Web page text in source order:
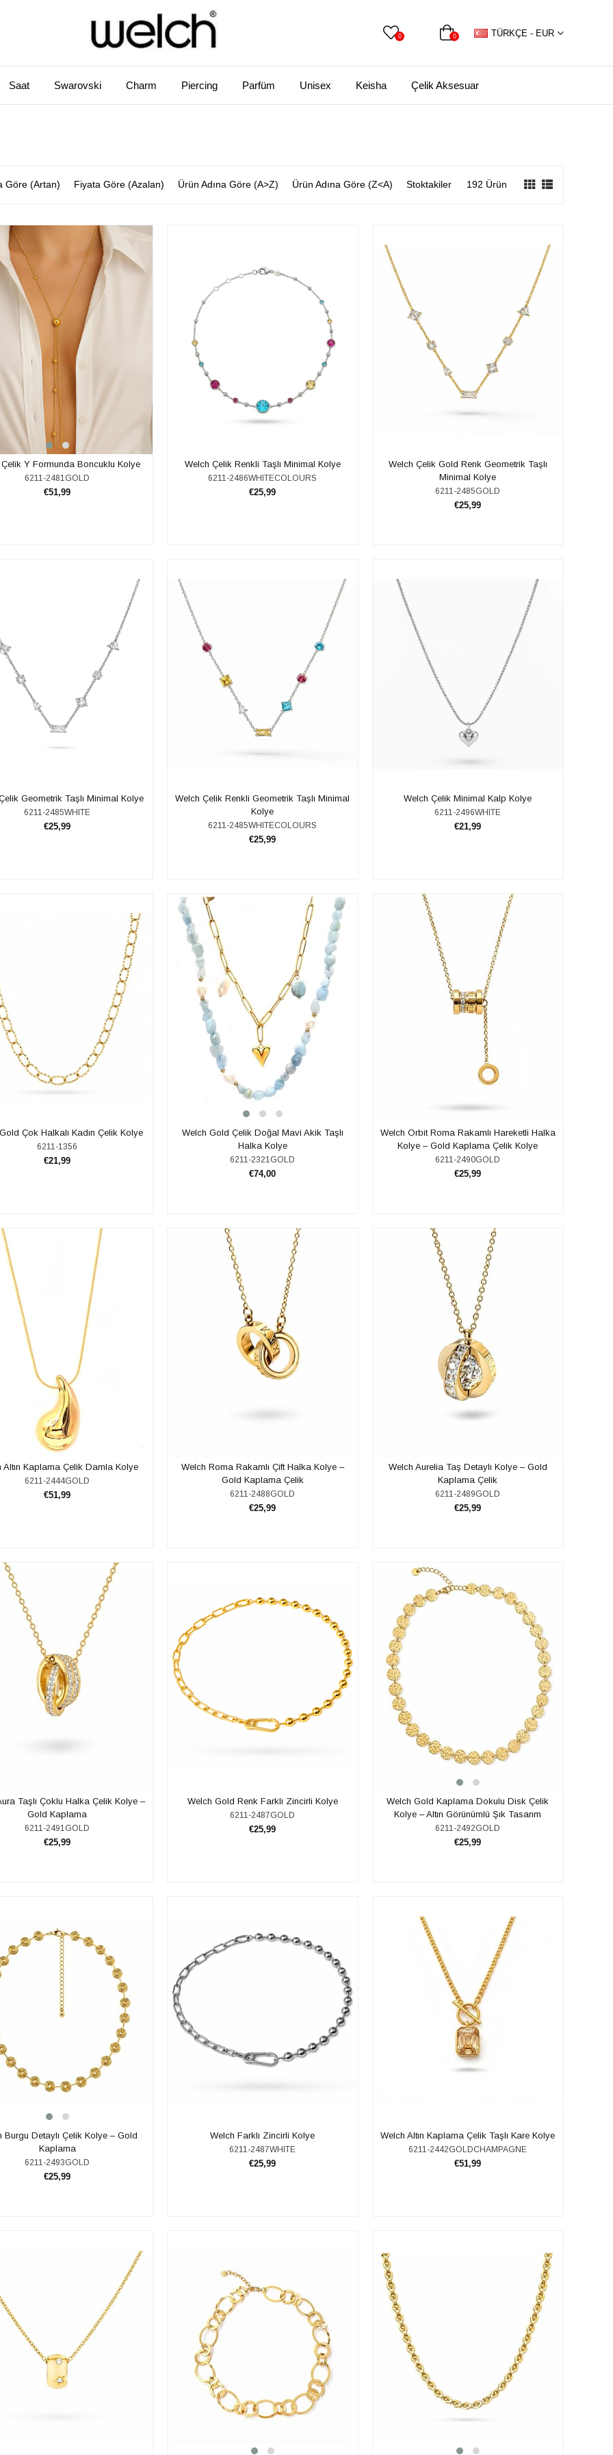
0 0 TÜRKÇE - EUR
Saat Swarovski Charm Piercing Parfüm Unisex Keisha Çelik Aksesuar
Göre (Artan) Fiyata Göre (Azalan) Ürün Adına Göre (A>Z) Ürün Adına Göre (Z<A) Stoktakiler 192 Ürün
Çelik Y Formunda Boncuklu Kolye
6211-2481GOLD
€51,99
Welch Çelik Renkli Taşlı Minimal Kolye
6211-2486WHITECOLOURS
€25,99
Welch Çelik Gold Renk Geometrik Taşlı
Minimal Kolye
6211-2485GOLD
€25,99
Geometrik Taşlı Minimal Kolye
6211-2485WHITE
€25,99
Welch Çelik Renkli Geometrik Taşlı Minimal
Kolye
6211-2485WHITECOLOURS
€25,99
​​Welch Çelik Minimal Kalp Kolye
6211-2496WHITE
€21,99
Çok Halkalı Kadın Çelik Kolye
6211-1356
€21,99
Welch Gold Çelik Doğal Mavi Akik Taşlı
Halka Kolye
6211-2321GOLD
€74,00
Welch Orbit Roma Rakamlı Hareketli Halka
Kolye – Gold Kaplama Çelik Kolye
6211-2490GOLD
€25,99
Altın Kaplama Çelik Damla Kolye
6211-2444GOLD
€51,99
Welch Roma Rakamlı Çift Halka Kolye –
Gold Kaplama Çelik
6211-2488GOLD
€25,99
Welch Aurelia Taş Detaylı Kolye – Gold
Kaplama Çelik
6211-2489GOLD
€25,99
Taşlı Çoklu Halka Çelik Kolye –
Gold Kaplama
6211-2491GOLD
€25,99
Welch Gold Renk Farklı Zincirli Kolye
6211-2487GOLD
€25,99
Welch Gold Kaplama Dokulu Disk Çelik
Kolye – Altın Görünümlü Şık Tasarım
6211-2492GOLD
€25,99
Burgu Detaylı Çelik Kolye – Gold
Kaplama
6211-2493GOLD
€25,99
Welch Farklı Zincirli Kolye
6211-2487WHITE
€25,99
Welch Altın Kaplama Çelik Taşlı Kare Kolye
6211-2442GOLDCHAMPAGNE
€51,99